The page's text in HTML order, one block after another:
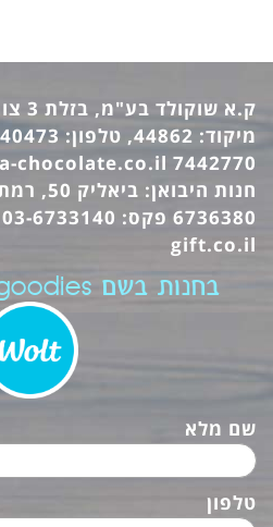
7442770
chocolate.co.il
6736380 פקס: 03-6733140
gift.co.il
בחנות בשם goodies ביאליק רמת גן
שם מלא
טלפון